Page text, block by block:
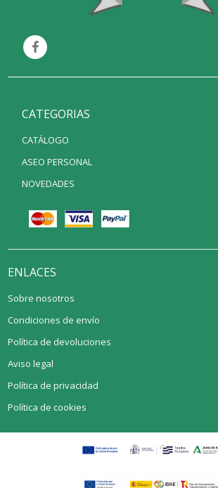
CATEGORIAS
CATÁLOGO
ASEO PERSONAL
NOVEDADES
ENLACES
Sobre nosotros
Condiciones de envío
Política de devoluciones
Aviso legal
Política de privacidad
Política de cookies